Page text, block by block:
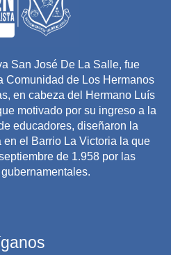
San José De La Salle, fue
Comunidad de Los Hermanos
en cabeza del Hermano Luís
motivado por su ingreso a la
educadores, diseñaron la
el Barrio La Victoria la que
de 1.958 por las